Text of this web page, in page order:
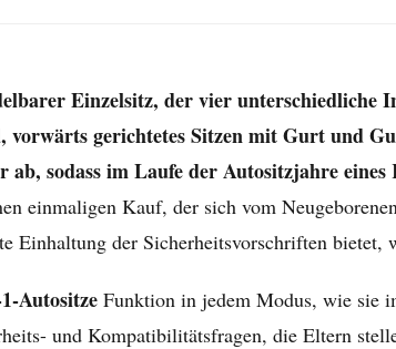
Einzelsitz, der vier
gerichtetes Sitzen mit Gurt und
sodass im Laufe der Autositzjahre
einmaligen Kauf, der sich vom
Einhaltung der Sicherheitsvorschriften bietet,
Autositze Funktion in jedem Modus, wie sie
und Kompatibilitätsfragen, die Eltern